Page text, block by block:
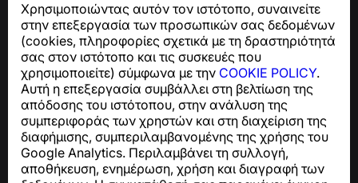
Χρησιμοποιώντας αυτόν τον ιστότοπο, συναινείτε
στην επεξεργασία των προσωπικών σας δεδομένων
(cookies, πληροφορίες σχετικά με τη δραστηριότητά
σας στον ιστότοπο και τις συσκευές που
χρησιμοποιείτε) σύμφωνα με την COOKIE POLICY.
Αυτή η επεξεργασία συμβάλλει στη βελτίωση της
απόδοσης του ιστότοπου, στην ανάλυση της
συμπεριφοράς των χρηστών και στη διαχείριση της
διαφήμισης, συμπεριλαμβανομένης της χρήσης του
Google Analytics. Περιλαμβάνει τη συλλογή,
αποθήκευση, ενημέρωση, χρήση και διαγραφή των
Για ερωτήσεις σχετικά με τη συμμόρφωση με το GDPR:
support@numbuster.com
Κέντρο βοήθειας
Ειδήσεις και Άρθρα
Σχετικά με το έργο
Επαφές